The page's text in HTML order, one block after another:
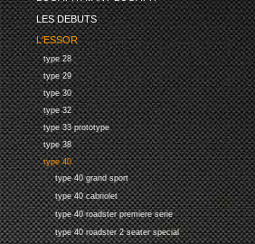
LES DEBUTS
L'ESSOR
type 28
type 29
type 30
type 32
type 33 prototype
type 38
type 40
type 40 grand sport
type 40 cabriolet
type 40 roadster premiere serie
type 40 roadster 2 seater special